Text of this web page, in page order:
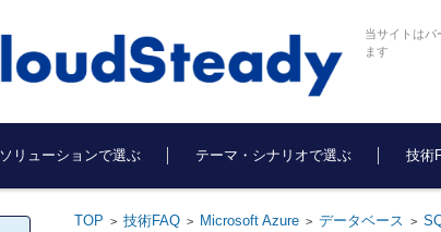
当サイトはパ
ます
ソリューションで選ぶ テーマ・シナリオで選ぶ 技術
TOP > 技術FAQ> Microsoft Azure> データベース >